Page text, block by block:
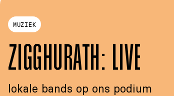
MUZIEK
ZIGGHURATH: LIVE
lokale bands op ons podium